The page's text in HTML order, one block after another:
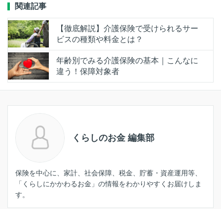
関連記事
【徹底解説】介護保険で受けられるサー
ビスの種類や料金とは？
年齢別でみる介護保険の基本｜こんなに
違う！保障対象者
くらしのお金 編集部
保険を中心に、家計、社会保障、税金、貯蓄・資産運用等、
「くらしにかかわるお金」の情報をわかりやすくお届けしま
す。